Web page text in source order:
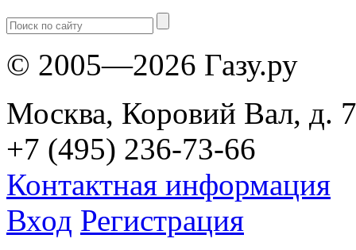
© 2005—2026 Газу.ру
Москва, Коровий Вал, д.
+7 (495) 236-73-66
Контактная информация
Вход Регистрация